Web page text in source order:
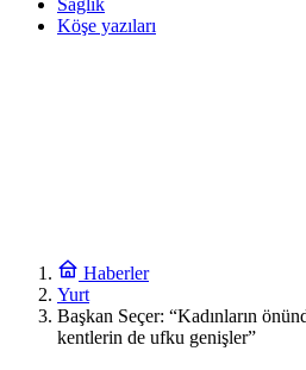
Sağlık
Köşe yazıları
Haberler
Yurt
Başkan Seçer: “Kadınların
kentlerin de ufku genişler”